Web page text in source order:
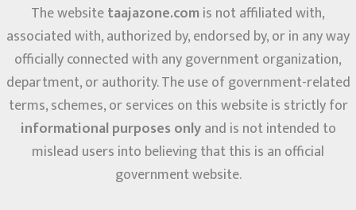
The websitetaajazone.com is not affiliated with,
associated with, authorized by, endorsed by, or in any way
officially connected with any government organization,
department, or authority. The use of government-related
terms, schemes, or services on this website is strictly for
informational purposes onlyand is not intended to
mislead users into believing that this is an official
government website.